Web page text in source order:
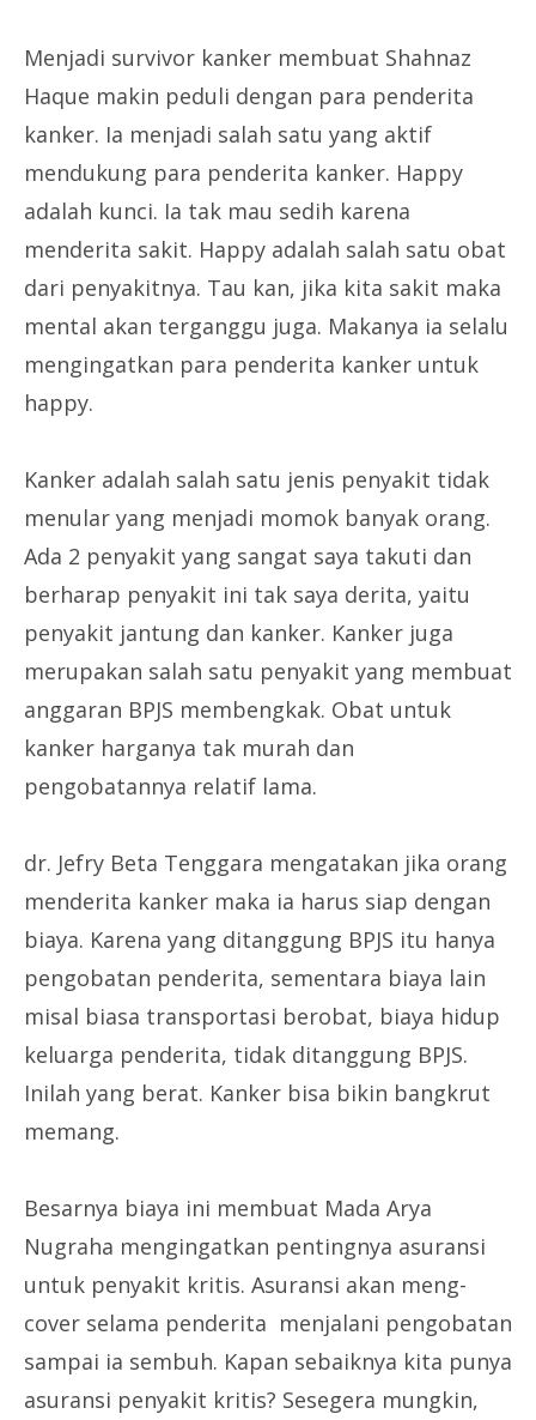
Menjadi survivor kanker membuat Shahnaz
Haque makin peduli dengan para penderita
kanker. Ia menjadi salah satu yang aktif
mendukung para penderita kanker. Happy
adalah kunci. Ia tak mau sedih karena
menderita sakit. Happy adalah salah satu obat
dari penyakitnya. Tau kan, jika kita sakit maka
mental akan terganggu juga. Makanya ia selalu
mengingatkan para penderita kanker untuk
happy.
Kanker adalah salah satu jenis penyakit tidak
menular yang menjadi momok banyak orang.
Ada 2 penyakit yang sangat saya takuti dan
berharap penyakit ini tak saya derita, yaitu
penyakit jantung dan kanker. Kanker juga
merupakan salah satu penyakit yang membuat
anggaran BPJS membengkak. Obat untuk
kanker harganya tak murah dan
pengobatannya relatif lama.
dr. Jefry Beta Tenggara mengatakan jika orang
menderita kanker maka ia harus siap dengan
biaya. Karena yang ditanggung BPJS itu hanya
pengobatan penderita, sementara biaya lain
misal biasa transportasi berobat, biaya hidup
keluarga penderita, tidak ditanggung BPJS.
Inilah yang berat. Kanker bisa bikin bangkrut
memang.
Besarnya biaya ini membuat Mada Arya
Nugraha mengingatkan pentingnya asuransi
untuk penyakit kritis. Asuransi akan meng-
cover selama penderita menjalani pengobatan
sampai ia sembuh. Kapan sebaiknya kita punya
asuransi penyakit kritis? Sesegera mungkin,